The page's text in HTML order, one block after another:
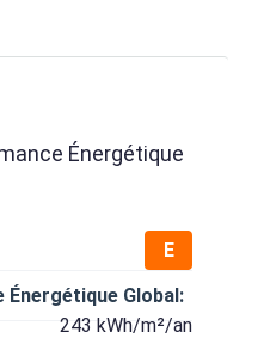
Énergétique
E
Énergétique Global:
243 kWh/m²/an